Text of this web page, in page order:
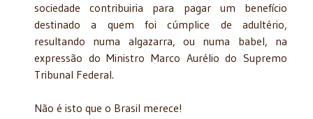
sociedade contribuiria para pagar um benefício
destinado a quem foi cúmplice de adultério,
resultando numa algazarra, ou numa babel, na
expressão do Ministro Marco Aurélio do Supremo
Tribunal Federal.
Não é isto que o Brasil merece!